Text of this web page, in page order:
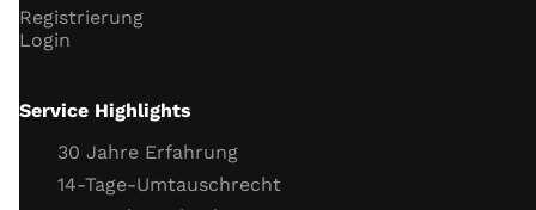
Blinker
Funktion Neutralschalter
Motor
Registrierung
Login
Service Highlights
30 Jahre Erfahrung
14-Tage-Umtauschrecht